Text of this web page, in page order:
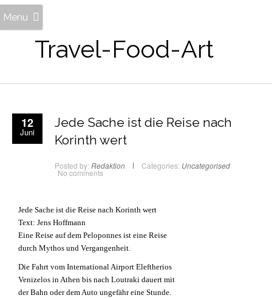
Travel-Food-Art
Menu
12
Juni
Jede Sache ist die Reise nach
Korinth wert
Posted by: Redaktion Categories: Uncategorised
No comments
Jede Sache ist die Reise nach Korinth wert
Text: Jens Hoffmann
Eine Reise auf dem Peloponnes ist eine Reise
durch Mythos und Vergangenheit.
Die Fahrt vom International Airport Eleftherios
Venizelos in Athen bis nach Loutraki dauert mit
der Bahn oder dem Auto ungefähr eine Stunde.